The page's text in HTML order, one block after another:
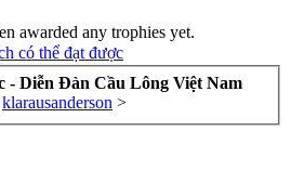
awarded any trophies yet.
có thể đạt được
- Diễn Đàn Cầu Lông Việt Nam
klarausanderson >